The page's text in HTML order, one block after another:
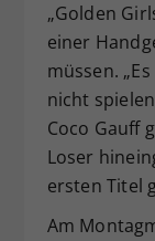
„Golden
einer
müssen.
nicht
Coco Gauff
Loser
ersten Titel
Am